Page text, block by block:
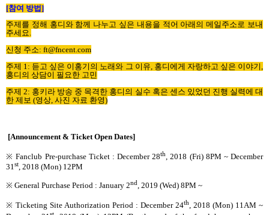
[참여 방법 ]
주제를 정해 홍디와 함께 나누고 싶은 내용을 적어 아래의 메일주소로 보내
주세요.
신청 주소: ft@fncent.com
주제 1: 듣고 싶은 이홍기의 노래와 그 이유, 홍디에게 자랑하고 싶은 이야기,
홍디의 상담이 필요한 고민
주제2: 홍키라 방송 중 목격한 홍디의 실수 혹은 센스 있었던 진행 실력에 대
한 제보 (영상, 사진 자료 환영)
[Announcement & Ticket Open Dates]
※ Fanclub Pre-purchase Ticket: December 28th
, 2018 (Fri) 8PM ~ December
31 st , 2018 (Mon) 12PM
※ General Purchase Period : January 2nd, 2019 (Wed) 8PM ~
※ Ticketing Site Authorization Period : December 24th
, 2018 (Mon) 11AM ~
st